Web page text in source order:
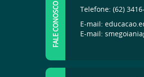
FALE CONOSCO
Telefone: (62)
E-mail:
E-mail: